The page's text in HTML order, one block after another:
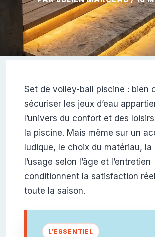
Set de volley-ball piscine : bien
sécuriser les jeux d’eau
l’univers du confort et des
la piscine. Mais même sur un
ludique, le choix du matériau, la
l’usage selon l’âge et l’entretien
conditionnent la satisfaction
toute la saison.